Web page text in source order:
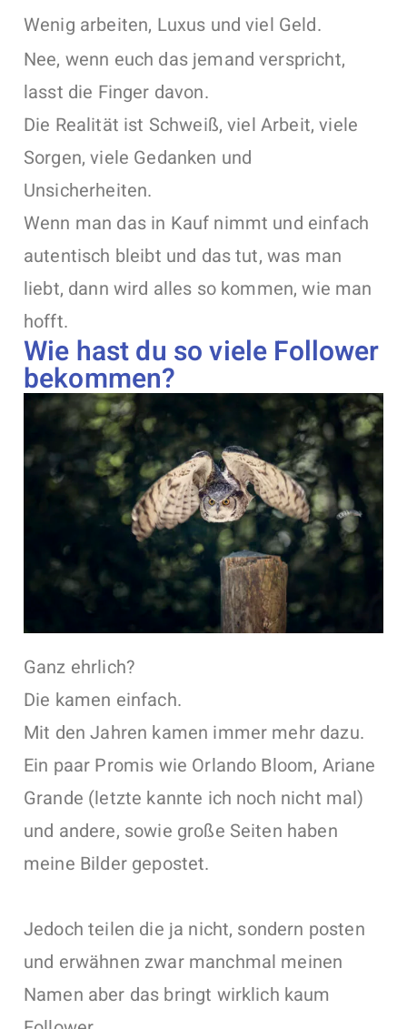
Wenig arbeiten, Luxus und viel Geld.
Nee, wenn euch das jemand verspricht,
lasst die Finger davon.
Die Realität ist Schweiß, viel Arbeit, viele
Sorgen, viele Gedanken und
Unsicherheiten.
Wenn man das in Kauf nimmt und einfach
autentisch bleibt und das tut, was man
liebt, dann wird alles so kommen, wie man
hofft.
Wie hast du so viele Follower
bekommen?
Ganz ehrlich?
Die kamen einfach.
Mit den Jahren kamen immer mehr dazu.
Ein paar Promis wie Orlando Bloom, Ariane
Grande (letzte kannte ich noch nicht mal)
und andere, sowie große Seiten haben
meine Bilder gepostet.
Jedoch teilen die ja nicht, sondern posten
und erwähnen zwar manchmal meinen
Namen aber das bringt wirklich kaum